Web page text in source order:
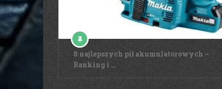
8 najlepszych pił akumulatorowych –
Ranking i …